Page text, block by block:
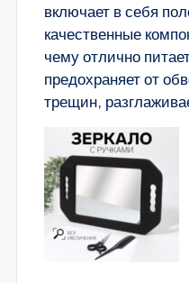
включает в себя
качественные
чему отлично
предохраняет от
трещин,